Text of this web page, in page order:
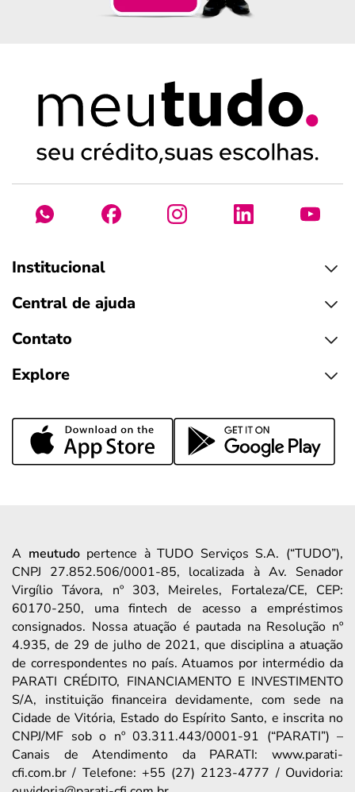
Institucional
Central de ajuda
Contato
Explore
A meutudopertence à TUDO Serviços S.A. (“TUDO”),
CNPJ 27.852.506/0001-85, localizada à Av. Senador
Virgílio Távora, nº 303, Meireles, Fortaleza/CE, CEP:
60170-250, uma fintech de acesso a empréstimos
consignados. Nossa atuação é pautada na Resolução nº
4.935, de 29 de julho de 2021, que disciplina a atuação
de correspondentes no país. Atuamos por intermédio da
PARATI CRÉDITO, FINANCIAMENTO E INVESTIMENTO
S/A, instituição financeira devidamente, com sede na
Cidade de Vitória, Estado do Espírito Santo, e inscrita no
CNPJ/MF sob o nº 03.311.443/0001-91 (“PARATI”) –
Canais de Atendimento da PARATI: www.parati-
cfi.com.br / Telefone: +55 (27) 2123-4777 / Ouvidoria: